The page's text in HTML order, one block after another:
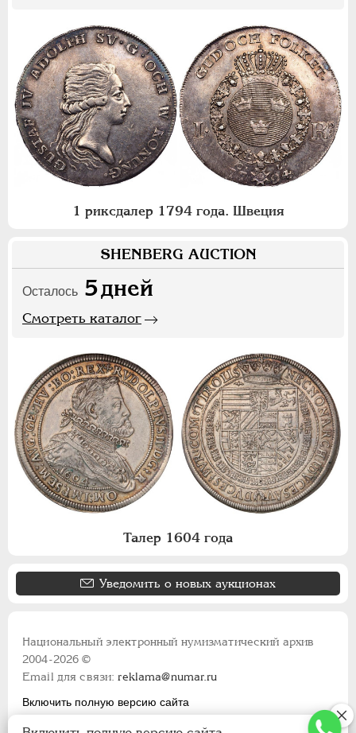
1 риксдалер 1794 года. Швеция
SHENBERG AUCTION
Осталось 5дней
Смотреть каталог
Талер 1604 года
Уведомить о новых аукционах
Национальный электронный нумизматический архив
2004-2026 ©
Email для связи:reklama@numar.ru
Включить полную версию сайта